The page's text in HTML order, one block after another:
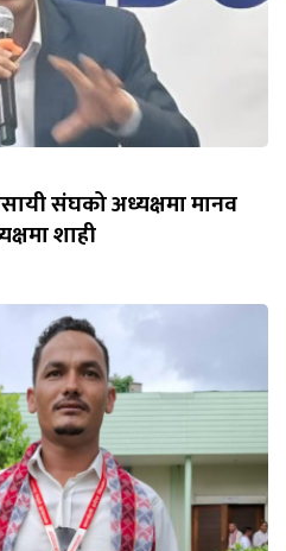
संघको अध्यक्षमा मानव
शाही